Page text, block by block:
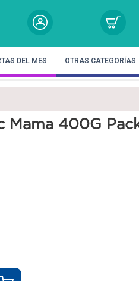
DEL MES OTRAS CATEGORÍAS
400G